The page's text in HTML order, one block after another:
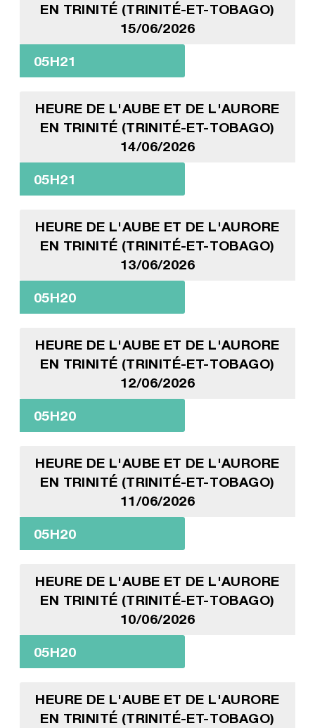
EN TRINITÉ (TRINITÉ-ET-TOBAGO)
15/06/2026
05H21
HEURE DE L'AUBE ET DE L'AURORE
EN TRINITÉ (TRINITÉ-ET-TOBAGO)
14/06/2026
05H21
HEURE DE L'AUBE ET DE L'AURORE
EN TRINITÉ (TRINITÉ-ET-TOBAGO)
13/06/2026
05H20
HEURE DE L'AUBE ET DE L'AURORE
EN TRINITÉ (TRINITÉ-ET-TOBAGO)
12/06/2026
05H20
HEURE DE L'AUBE ET DE L'AURORE
EN TRINITÉ (TRINITÉ-ET-TOBAGO)
11/06/2026
05H20
HEURE DE L'AUBE ET DE L'AURORE
EN TRINITÉ (TRINITÉ-ET-TOBAGO)
10/06/2026
05H20
HEURE DE L'AUBE ET DE L'AURORE
EN TRINITÉ (TRINITÉ-ET-TOBAGO)